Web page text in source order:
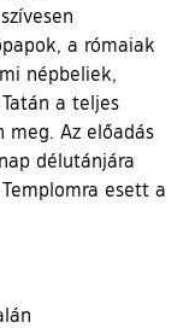
a rómaiak
népbeliek,
a teljes
meg. Az előadás
délutánjára
esett a